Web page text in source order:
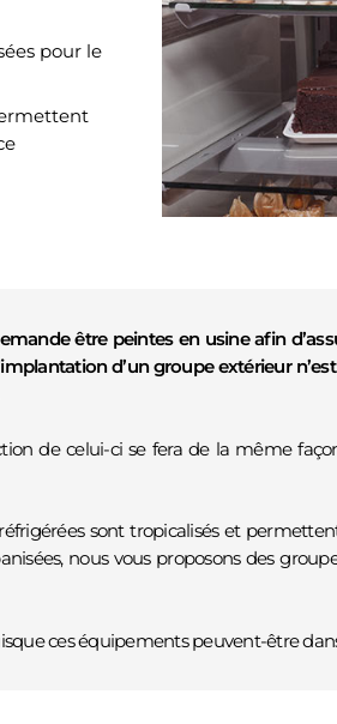
pour le
être peintes en usine afin
d’un groupe extérieur
de celui-ci se fera de la même
sont tropicalisés et
nous vous proposons des
ces équipements peuvent-être
05 57 32 28 47
TOUTE DEMANDE DE